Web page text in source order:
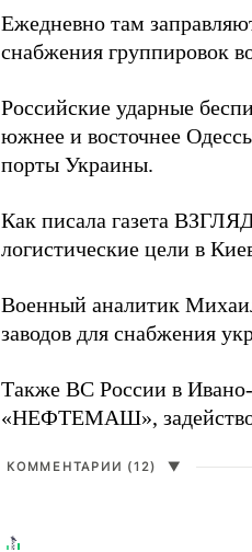
Ежедневно там
снабжения группировок
Российские ударные
южнее и восточнее
порты Украины.
Как писала газета
логистические цели в
Военный аналитик
заводов для снабжения
Также ВС России в
«НЕФТЕМАШ»,
КОММЕНТАРИИ (12) ▼